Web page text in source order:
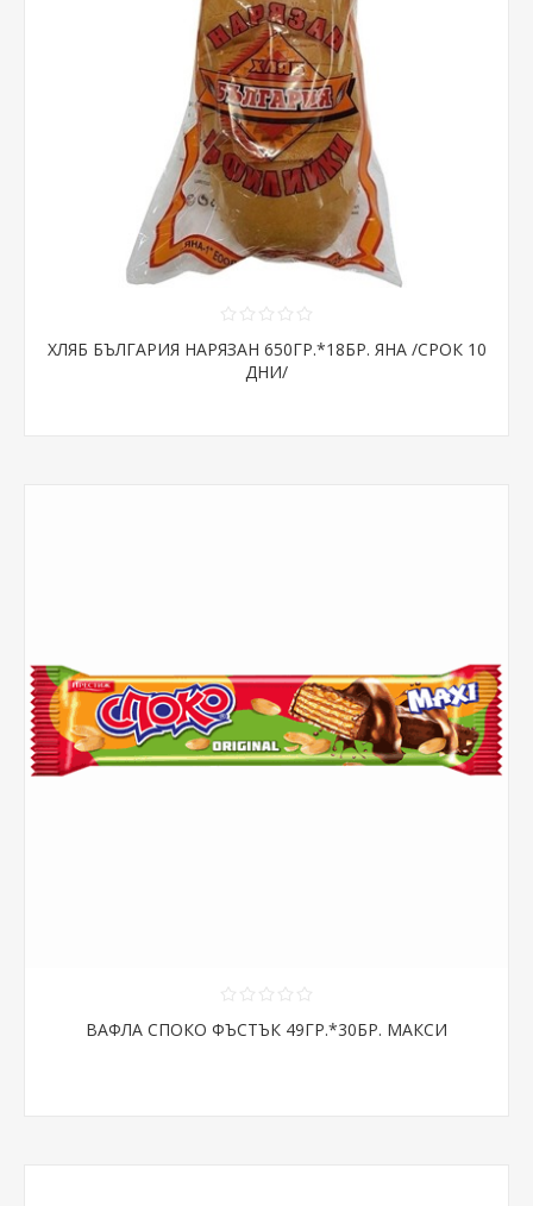
ХЛЯБ БЪЛГАРИЯ НАРЯЗАН 650ГР.*18БР. ЯНА /СРОК 10
ДНИ/
ВАФЛА СПОКО ФЪСТЪК 49ГР.*30БР. МАКСИ